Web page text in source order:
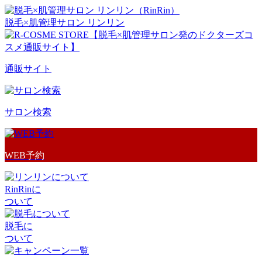
脱毛×肌管理サロン リンリン
通販サイト
サロン検索
WEB予約
RinRinに
ついて
脱毛に
ついて